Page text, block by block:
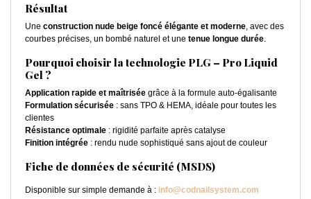
Résultat
Une construction nude beige foncé élégante et moderne, avec des
courbes précises, un bombé naturel et une tenue longue durée.
Pourquoi choisir la technologie PLG – Pro Liquid
Gel ?
Application rapide et maîtrisée grâce à la formule auto-égalisante
Formulation sécurisée : sans TPO & HEMA, idéale pour toutes les
clientes
Résistance optimale : rigidité parfaite après catalyse
Finition intégrée : rendu nude sophistiqué sans ajout de couleur
Fiche de données de sécurité (MSDS)
Disponible sur simple demande à : info@codnailsystem.com